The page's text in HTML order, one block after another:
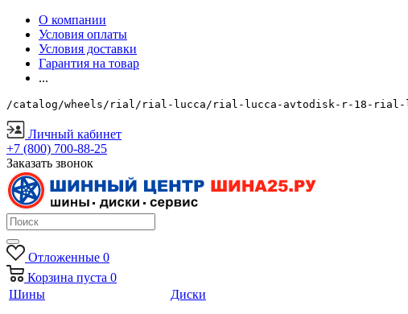
О компании
Условия оплаты
Условия доставки
Гарантия на товар
...
/catalog/wheels/rial/rial-lucca/rial-lucca-avtodisk-r-18-rial-
Личный кабинет
+7 (800) 700-88-25
Заказать звонок
Отложенные 0
Корзина пуста 0
Шины
Диски